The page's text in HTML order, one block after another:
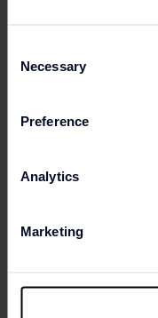
Selection
Necessary
Preference
Analytics
Marketing